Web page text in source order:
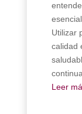
Utilizar
calidad
Leer